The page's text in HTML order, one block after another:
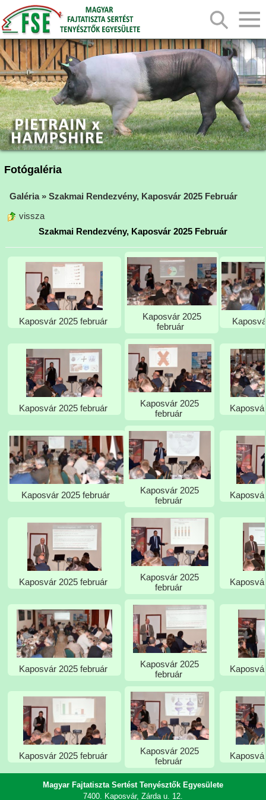
Fotógaléria
Galéria» Szakmai Rendezvény, Kaposvár 2025 Február
vissza
Szakmai Rendezvény, Kaposvár 2025 Február
Kaposvár 2025 február
Kaposvár 2025
február
Kaposvár 2025 február
Kaposvár 2025
február
Kaposvár 2025 február
Kaposvár 2025
február
Kaposvár 2025 február
Kaposvár 2025
február
Kaposvár 2025 február
Kaposvár 2025
február
Kaposvár 2025 február
Kaposvár 2025
február
Magyar Fajtatiszta Sertést Tenyésztők Egyesülete
7400. Kaposvár, Zárda u. 12.